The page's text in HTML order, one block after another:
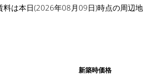
は本日(2026年08月09日)時点の周辺
新築時価格